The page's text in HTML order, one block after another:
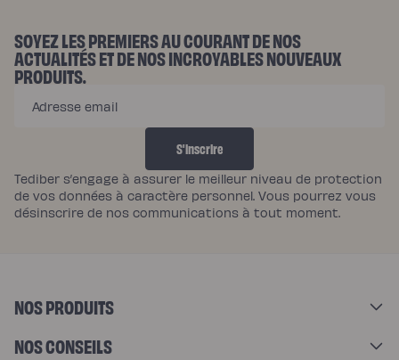
E
M
S
SOYEZ LES PREMIERS AU COURANT DE NOS
ACTUALITÉS ET DE NOS INCROYABLES NOUVEAUX
PRODUITS.
Adresse email
S'inscrire
Tediber s’engage à assurer le meilleur niveau de protection
de vos données à caractère personnel. Vous pourrez vous
désinscrire de nos communications à tout moment.
NOS PRODUITS
NOS CONSEILS